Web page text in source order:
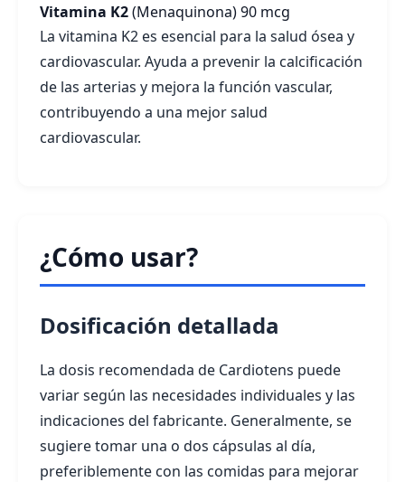
Vitamina K2(Menaquinona)90 mcg
La vitamina K2 es esencial para la salud ósea y
cardiovascular. Ayuda a prevenir la calcificación
de las arterias y mejora la función vascular,
contribuyendo a una mejor salud
cardiovascular.
¿Cómo usar?
Dosificación detallada
La dosis recomendada de Cardiotens puede
variar según las necesidades individuales y las
indicaciones del fabricante. Generalmente, se
sugiere tomar una o dos cápsulas al día,
preferiblemente con las comidas para mejorar